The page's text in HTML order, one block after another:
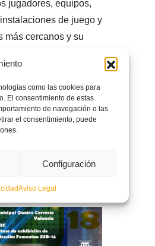
como las cookies para
El consentimiento de estas
de navegación o las
el consentimiento, puede
Configuración
Aviso Legal
jugadores, equipos,
de juego y
más cercanos y su